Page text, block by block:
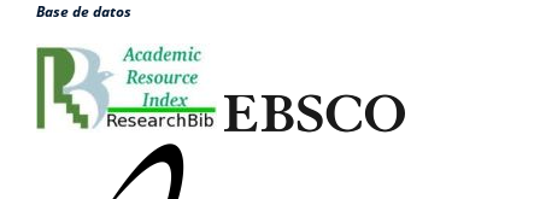
Base de datos